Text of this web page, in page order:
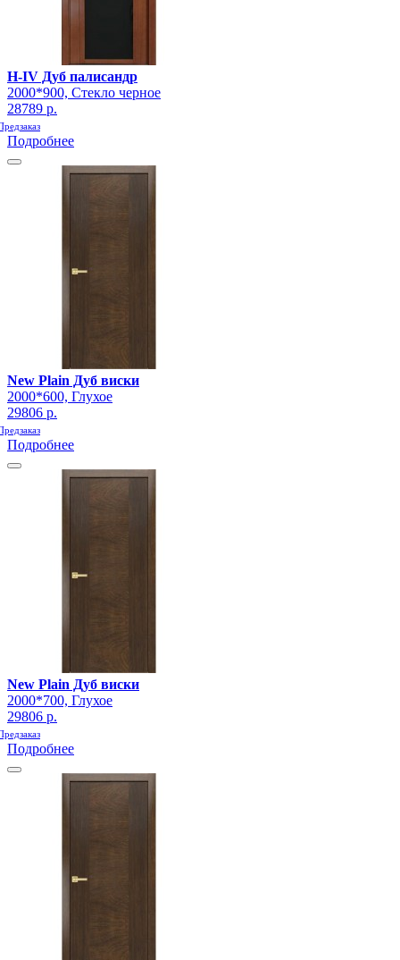
H-IV Дуб палисандр
2000*900, Стекло черное
28789 р.
Подробнее
New Plain Дуб виски
2000*600, Глухое
29806 р.
Подробнее
New Plain Дуб виски
2000*700, Глухое
29806 р.
Подробнее